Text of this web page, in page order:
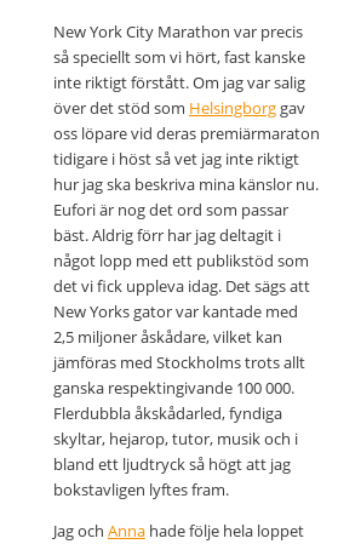
New York City Marathon var precis
så speciellt som vi hört, fast kanske
inte riktigt förstått. Om jag var salig
över det stöd som Helsingborggav
oss löpare vid deras premiärmaraton
tidigare i höst så vet jag inte riktigt
hur jag ska beskriva mina känslor nu.
Eufori är nog det ord som passar
bäst. Aldrig förr har jag deltagit i
något lopp med ett publikstöd som
det vi fick uppleva idag. Det sägs att
New Yorks gator var kantade med
2,5 miljoner åskådare, vilket kan
jämföras med Stockholms trots allt
ganska respektingivande 100 000.
Flerdubbla åkskådarled, fyndiga
skyltar, hejarop, tutor, musik och i
bland ett ljudtryck så högt att jag
bokstavligen lyftes fram.
Jag och Annahade följe hela loppet